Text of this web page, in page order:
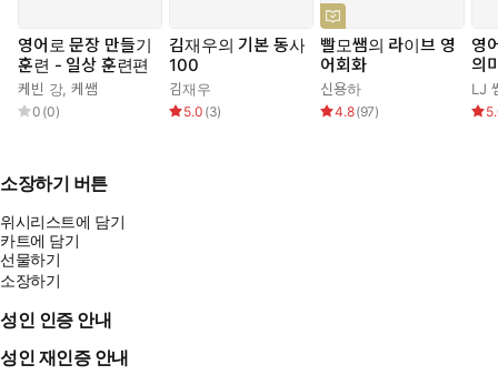
영어로 문장 만들기
훈련 - 일상 훈련편
케빈 강,케쌤
0 (0)
김재우의 기본 동사
100
김재우
5.0 (3)
빨모쌤의 라이브 영
어회화
신용하
4.8(97)
영
의
LJ
소장하기 버튼
위시리스트에 담기
카트에 담기
선물하기
소장하기
성인 인증 안내
성인 재인증 안내